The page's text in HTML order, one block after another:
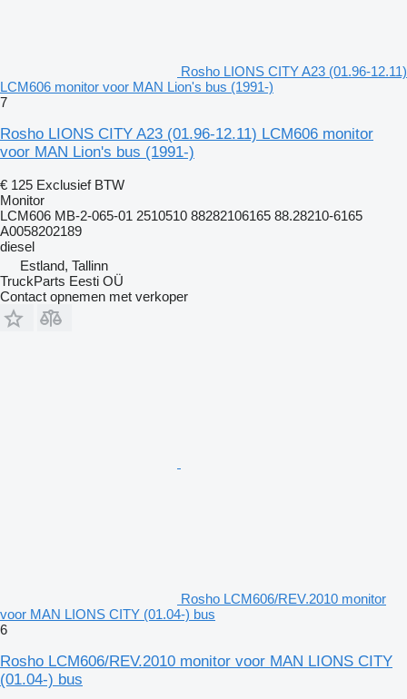
Rosho LIONS CITY A23 (01.96-12.11)
LCM606 monitor voor MAN Lion's bus (1991-)
7
Rosho LIONS CITY A23 (01.96-12.11) LCM606 monitor
voor MAN Lion's bus (1991-)
€ 125 Exclusief BTW
Monitor
LCM606 MB-2-065-01 2510510 88282106165 88.28210-6165
A0058202189
diesel
Estland, Tallinn
TruckParts Eesti OÜ
Contact opnemen met verkoper
Rosho LCM606/REV.2010 monitor
voor MAN LIONS CITY (01.04-) bus
6
Rosho LCM606/REV.2010 monitor voor MAN LIONS CITY
(01.04-) bus